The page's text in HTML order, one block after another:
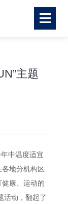
主题
中温度适宜
地分机构区
康、运动的
活动，翻起了